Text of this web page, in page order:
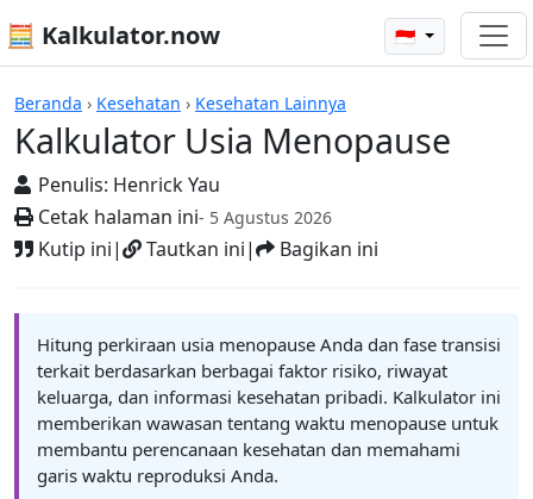
🧮 Kalkulator.now 🇮🇩
Beranda › Kesehatan › Kesehatan Lainnya
Kalkulator Usia Menopause
Penulis: Henrick Yau
Cetak halaman ini- 5 Agustus 2026
Kutip ini| Tautkan ini| Bagikan ini
Kalkulator-kalkulator
Hitung perkiraan usia menopause Anda dan fase transisi
terkait berdasarkan berbagai faktor risiko, riwayat
keluarga, dan informasi kesehatan pribadi. Kalkulator ini
memberikan wawasan tentang waktu menopause untuk
membantu perencanaan kesehatan dan memahami
garis waktu reproduksi Anda.